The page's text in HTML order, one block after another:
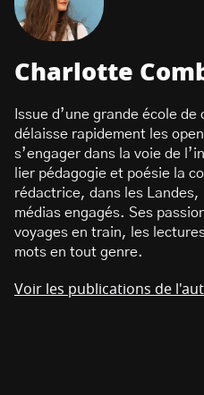
Charlotte
Issue d’une grande école
délaisse rapidement les
s’engager dans la voie de
lier pédagogie et poésie la
rédactrice, dans les
médias engagés. Ses
voyages en train, les
mots en tout genre.
Voir les publications de